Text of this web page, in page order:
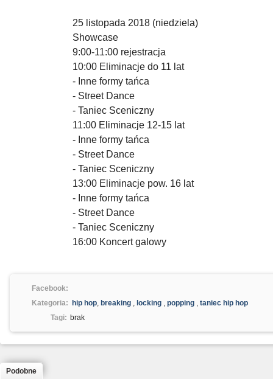
25 listopada 2018 (niedziela)
Showcase
9:00-11:00 rejestracja
10:00 Eliminacje do 11 lat
- Inne formy tańca
- Street Dance
- Taniec Sceniczny
11:00 Eliminacje 12-15 lat
- Inne formy tańca
- Street Dance
- Taniec Sceniczny
13:00 Eliminacje pow. 16 lat
- Inne formy tańca
- Street Dance
- Taniec Sceniczny
16:00 Koncert galowy
Facebook:
Kategoria:
hip hop, breaking , locking , popping , taniec hip hop
Tagi: brak
Podobne